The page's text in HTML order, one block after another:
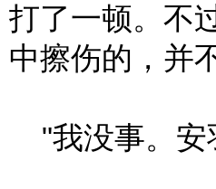
打了一顿。不
中擦伤的，并
"我没事。安